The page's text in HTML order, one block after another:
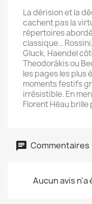
La dérision et la
cachent pas la
répertoires
classique…
Gluck, Haendel
Theodorákis ou
les pages les plus
moments festifs
irrésistible. En
Florent Héau
Commentaires
Aucun avis